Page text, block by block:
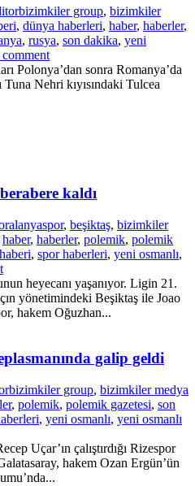
bizimkiler group, bizimkiler
, dünya haberleri, haber, haberler,
, rusya, son dakika, yeni
comment
Polonya’dan sonra Romanya’da
Nehri kıyısındaki Tulcea
kaldı
alanyaspor, beşiktaş, bizimkiler
haber, haberler, polemik, polemik
, spor haberleri, yeni osmanlı,
heyecanı yaşanıyor. Ligin 21.
yönetimindeki Beşiktaş ile Joao
hakem Oğuzhan...
galip geldi
bizimkiler group, bizimkiler medya
, polemik, polemik gazetesi, son
, yeni osmanlı, yeni osmanlı
Uçar’ın çalıştırdığı Rizespor
hakem Ozan Ergün’ün